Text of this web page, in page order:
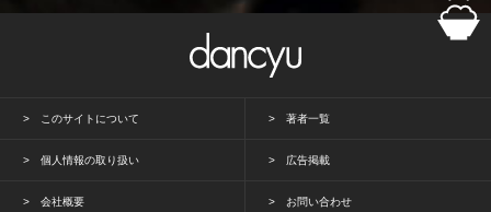
このサイトについて 著者一覧
個人情報の取り扱い 広告掲載
会社概要 お問い合わせ